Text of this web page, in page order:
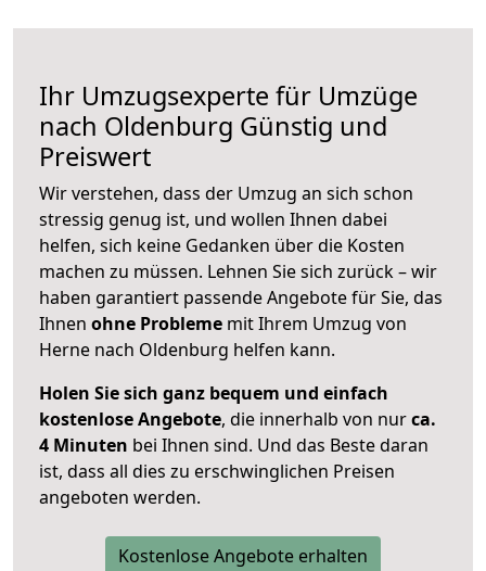
Ihr Umzugsexperte für Umzüge
nach Oldenburg Günstig und
Preiswert
Wir verstehen, dass der Umzug an sich schon
stressig genug ist, und wollen Ihnen dabei
helfen, sich keine Gedanken über die Kosten
machen zu müssen. Lehnen Sie sich zurück – wir
haben garantiert passende Angebote für Sie, das
Ihnen ohne Probleme mit Ihrem Umzug von
Herne nach Oldenburg helfen kann.
Holen Sie sich ganz bequem und einfach
kostenlose Angebote, die innerhalb von nurca.
4 Minuten bei Ihnen sind. Und das Beste daran
ist, dass all dies zu erschwinglichen Preisen
angeboten werden.
Kostenlose Angebote erhalten